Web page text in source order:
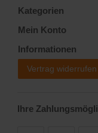
Kategorien
Mein Konto
Informationen
Vertrag widerrufen
Ihre